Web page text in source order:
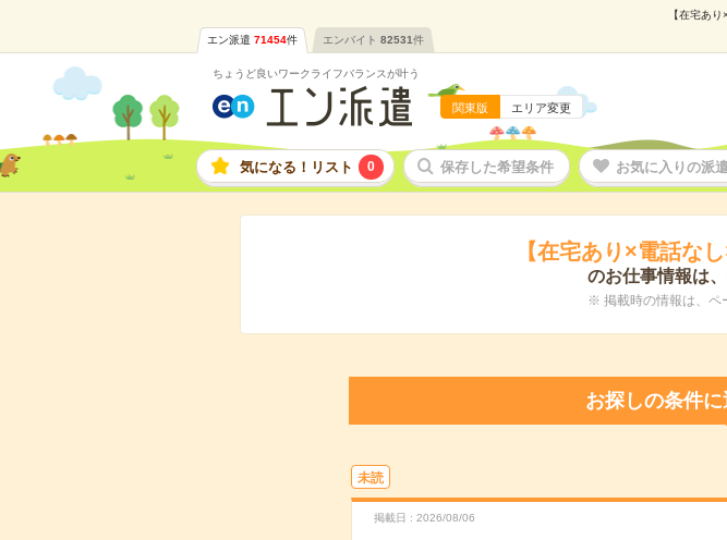
【在宅あ
エン派遣 71454件 エンバイト 82531件
ちょうど良いワークライフバランスが叶う
関東版 エリア変更
気になる！リスト 0 保存した希望条件 お気に入りの派
【在宅あり×電話な
のお仕事情報は
※ 掲載時の情報は、ペ
お探しの条件
未読
掲載日 2026/08/06